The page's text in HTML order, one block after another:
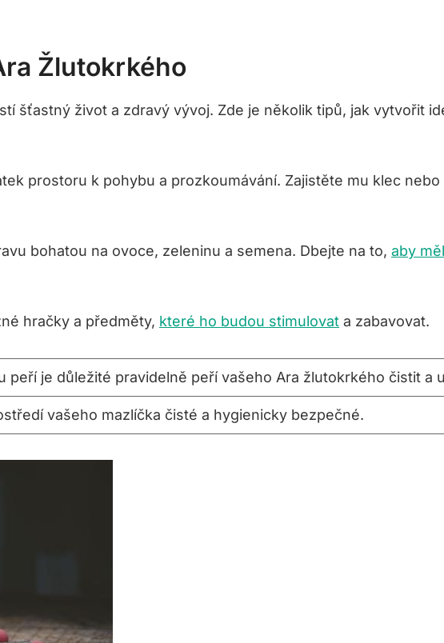
Žlutokrkého
šťastný život a zdravý vývoj. Zde je několik tipů, jak vytvořit
prostoru k pohybu a prozkoumávání. Zajistěte mu klec
bohatou na ovoce, zeleninu a semena. Dbejte na to, aby
hračky a předměty, které ho budou stimulovat a zabavovat.
peří je důležité pravidelně peří vašeho Ara žlutokrkého čistit a
vašeho mazlíčka čisté a hygienicky bezpečné.